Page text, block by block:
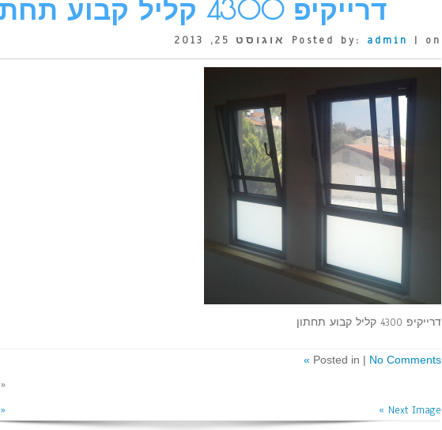
דרייקיפ 4300 קליל קבוע תחתון
Posted by: admin | on אוגוסט 25, 2013
דרייקיפ 4300 קליל קבוע תחתון
Posted in | No Comments »
«
« Previous Image
Next Image »